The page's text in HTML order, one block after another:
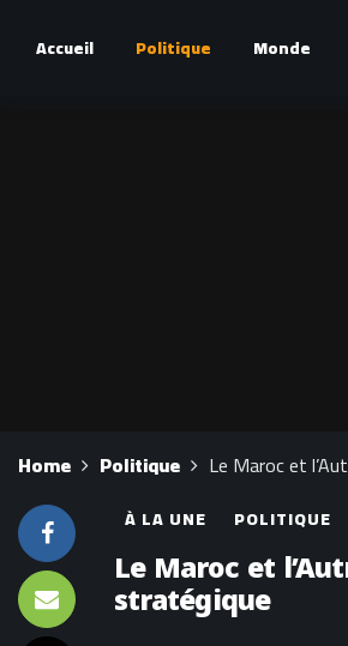
Accueil Politique Monde
Home Politique Le Maroc et
À LA UNE POLITIQUE
Le Maroc et
stratégique